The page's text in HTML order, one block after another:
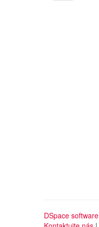
DSpace software